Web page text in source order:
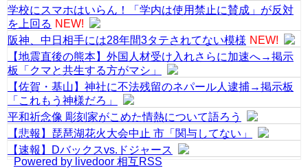
学校にスマホはいらん！「学内は使用禁止に賛成」が反対
を上回る NEW!
阪神、中日相手には28年間3タテされてない模様 NEW!
【地震直後の熊本】外国人材受け入れさらに加速へ→掲示
板「クマと共生する方がマシ」
【佐賀・基山】神社に不法残留のネパール人逮捕→掲示板
「これもう神様だろ」
平和祈念像 彫刻家がこめた情熱について語ろう
【悲報】琵琶湖花火大会中止 市「関与してない」
【速報】Dバックスvs.ドジャース
Powered by livedoor 相互RSS